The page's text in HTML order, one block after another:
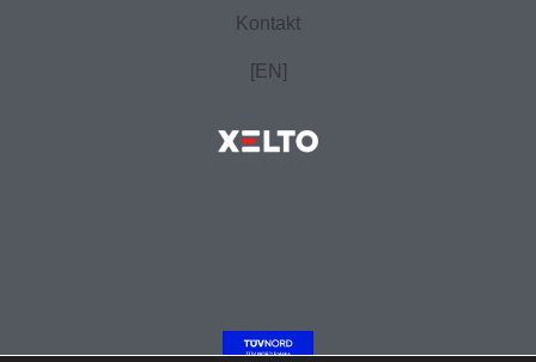
Kontakt
[EN]